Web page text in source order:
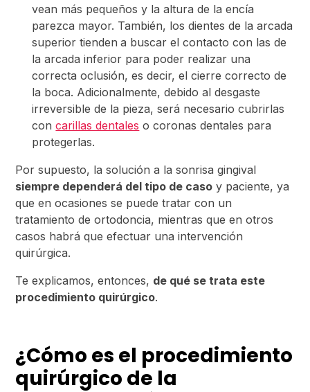
vean más pequeños y la altura de la encía
parezca mayor. También, los dientes de la arcada
superior tienden a buscar el contacto con las de
la arcada inferior para poder realizar una
correcta oclusión, es decir, el cierre correcto de
la boca. Adicionalmente, debido al desgaste
irreversible de la pieza, será necesario cubrirlas
concarillas dentales o coronas dentales para
protegerlas.
Por supuesto, la solución a la sonrisa gingival
siempre dependerá del tipo de caso y paciente, ya
que en ocasiones se puede tratar con un
tratamiento de ortodoncia, mientras que en otros
casos habrá que efectuar una intervención
quirúrgica.
Te explicamos, entonces, de qué se trata este
procedimiento quirúrgico.
¿Cómo es el procedimiento
quirúrgico de la